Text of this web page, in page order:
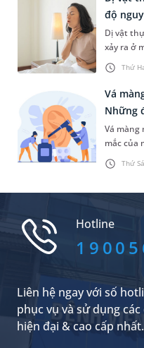
ngoại
thanh
bệnh
Thứ
độ
Dị vật
xảy ra ở
người
xử trí kịp
thực
nguy
chúng ta
Thứ
Vá
Những
Vá màng
mắc của
màng
thuật
tình
Hotline
Liên hệ ngay với số
phục vụ và sử dụng
hiện đại & cao cấp nhất.